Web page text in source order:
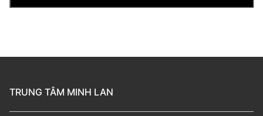
TRUNG TÂM MINH LAN